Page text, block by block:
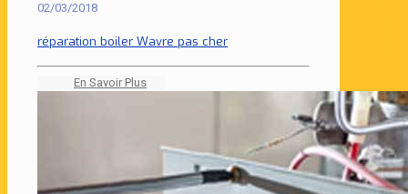
02/03/2018
réparation boiler Wavre pas cher
En Savoir Plus